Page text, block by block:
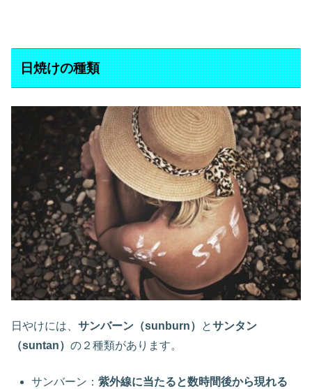
日焼けの種類
日やけには、 サンバーン（sunburn） とサンタン
（suntan） の２種類があります。
サンバーン：紫外線に当たると数時間後から現れる